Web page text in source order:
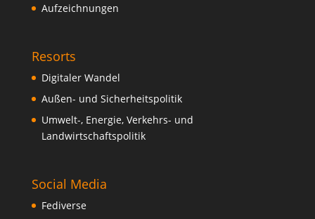
Aufzeichnungen
Resorts
Digitaler Wandel
Außen- und Sicherheitspolitik
Umwelt-, Energie, Verkehrs- und
Landwirtschaftspolitik
Social Media
Fediverse